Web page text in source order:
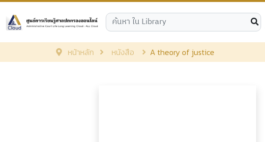
หน้าหลัก หนังสือ A theory of justice